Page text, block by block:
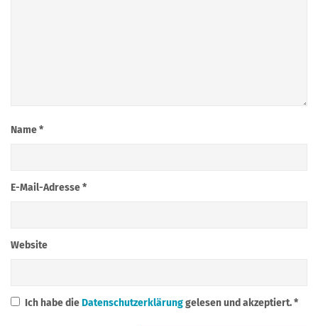
Name*
E-Mail-Adresse*
Website
Ich habe dieDatenschutzerklärunggelesen und akzeptiert.*